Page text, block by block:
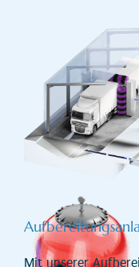
Mit unserer